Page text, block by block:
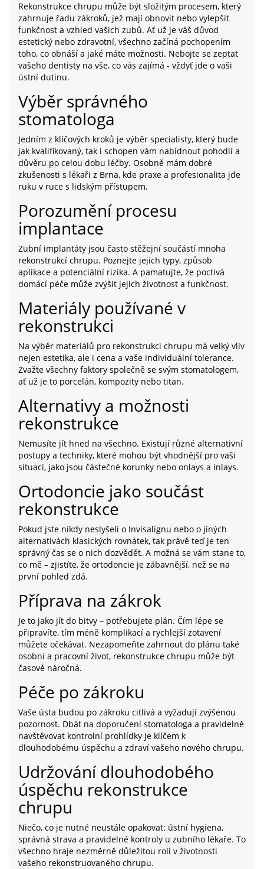
Rekonstrukce chrupu může být složitým procesem, který
zahrnuje řadu zákroků, jež mají obnovit nebo vylepšit
funkčnost a vzhled vašich zubů. Ať už je váš důvod
estetický nebo zdravotní, všechno začíná pochopením
toho, co obnáší a jaké máte možnosti. Nebojte se zeptat
vašeho dentisty na vše, co vás zajímá - vždyť jde o vaši
ústní dutinu.
Výběr správného
stomatologa
Jedním z klíčových kroků je výběr specialisty, který bude
jak kvalifikovaný, tak i schopen vám nabídnout pohodlí a
důvěru po celou dobu léčby. Osobně mám dobré
zkušenosti s lékaři z Brna, kde praxe a profesionalita jde
ruku v ruce s lidským přístupem.
Porozumění procesu
implantace
Zubní implantáty jsou často stěžejní součástí mnoha
rekonstrukcí chrupu. Poznejte jejich typy, způsob
aplikace a potenciální rizika. A pamatujte, že poctivá
domácí péče může zvýšit jejich životnost a funkčnost.
Materiály používané v
rekonstrukci
Na výběr materiálů pro rekonstrukci chrupu má velký vliv
nejen estetika, ale i cena a vaše individuální tolerance.
Zvažte všechny faktory společně se svým stomatologem,
ať už je to porcelán, kompozity nebo titan.
Alternativy a možnosti
rekonstrukce
Nemusíte jít hned na všechno. Existují různé alternativní
postupy a techniky, které mohou být vhodnější pro vaši
situaci, jako jsou částečné korunky nebo onlays a inlays.
Ortodoncie jako součást
rekonstrukce
Pokud jste nikdy neslyšeli o Invisalignu nebo o jiných
alternativách klasických rovnátek, tak právě teď je ten
správný čas se o nich dozvědět. A možná se vám stane to,
co mě – zjistíte, že ortodoncie je zábavnější, než se na
první pohled zdá.
Příprava na zákrok
Je to jako jít do bitvy – potřebujete plán. Čím lépe se
připravíte, tím méně komplikací a rychlejší zotavení
můžete očekávat. Nezapomeňte zahrnout do plánu také
osobní a pracovní život, rekonstrukce chrupu může být
časově náročná.
Péče po zákroku
Vaše ústa budou po zákroku citlivá a vyžadují zvýšenou
pozornost. Dbát na doporučení stomatologa a pravidelně
navštěvovat kontrolní prohlídky je klíčem k
dlouhodobému úspěchu a zdraví vašeho nového chrupu.
Udržování dlouhodobého
úspěchu rekonstrukce
chrupu
Niečo, co je nutné neustále opakovat: ústní hygiena,
správná strava a pravidelné kontroly u zubního lékaře. To
všechno hraje nezměrně důležitou roli v životnosti
vašeho rekonstruovaného chrupu.